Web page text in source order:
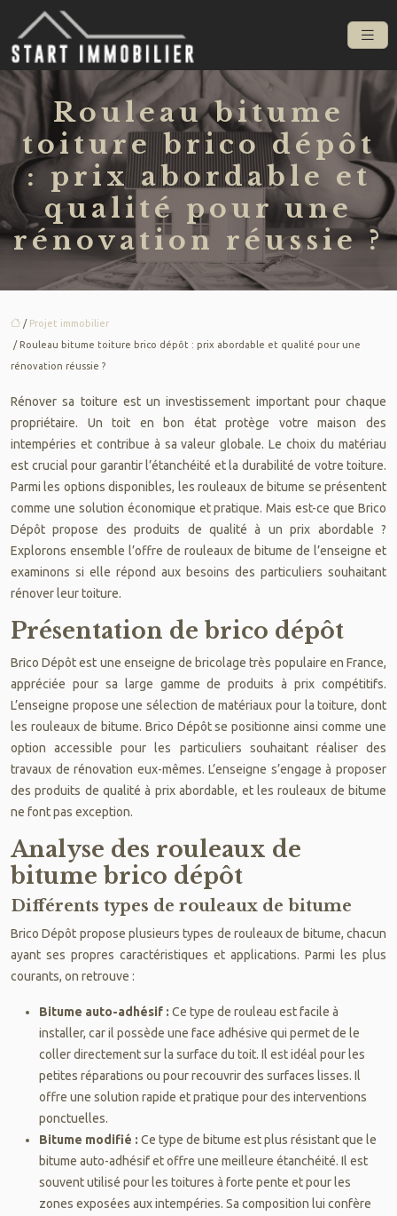
Rouleau bitume
toiture brico dépôt
: prix abordable et
qualité pour une
rénovation réussie ?
/ Projet immobilier
/ Rouleau bitume toiture brico dépôt : prix abordable et qualité pour une
rénovation réussie ?
Rénover sa toiture est un investissement important pour chaque
propriétaire. Un toit en bon état protège votre maison des
intempéries et contribue à sa valeur globale. Le choix du matériau
est crucial pour garantir l’étanchéité et la durabilité de votre toiture.
Parmi les options disponibles, les rouleaux de bitume se présentent
comme une solution économique et pratique. Mais est-ce que Brico
Dépôt propose des produits de qualité à un prix abordable ?
Explorons ensemble l’offre de rouleaux de bitume de l’enseigne et
examinons si elle répond aux besoins des particuliers souhaitant
rénover leur toiture.
Présentation de brico dépôt
Brico Dépôt est une enseigne de bricolage très populaire en France,
appréciée pour sa large gamme de produits à prix compétitifs.
L’enseigne propose une sélection de matériaux pour la toiture, dont
les rouleaux de bitume. Brico Dépôt se positionne ainsi comme une
option accessible pour les particuliers souhaitant réaliser des
travaux de rénovation eux-mêmes. L’enseigne s’engage à proposer
des produits de qualité à prix abordable, et les rouleaux de bitume
ne font pas exception.
Analyse des rouleaux de
bitume brico dépôt
Différents types de rouleaux de bitume
Brico Dépôt propose plusieurs types de rouleaux de bitume, chacun
ayant ses propres caractéristiques et applications. Parmi les plus
courants, on retrouve :
Bitume auto-adhésif : Ce type de rouleau est facile à
installer, car il possède une face adhésive qui permet de le
coller directement sur la surface du toit. Il est idéal pour les
petites réparations ou pour recouvrir des surfaces lisses. Il
offre une solution rapide et pratique pour des interventions
ponctuelles.
Bitume modifié : Ce type de bitume est plus résistant que le
bitume auto-adhésif et offre une meilleure étanchéité. Il est
souvent utilisé pour les toitures à forte pente et pour les
zones exposées aux intempéries. Sa composition lui confère